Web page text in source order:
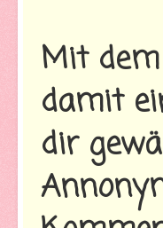
Mit
damit
dir